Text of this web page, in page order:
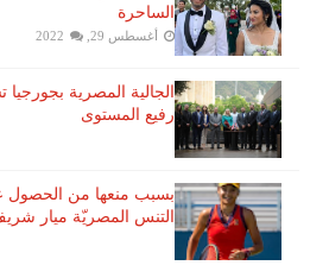
الساحرة
أغسطس 29, 2022
الجالية المصرية
رفيع المستوى
بسبب منعها من الحصول
التنس​ المصريّة ​ميار